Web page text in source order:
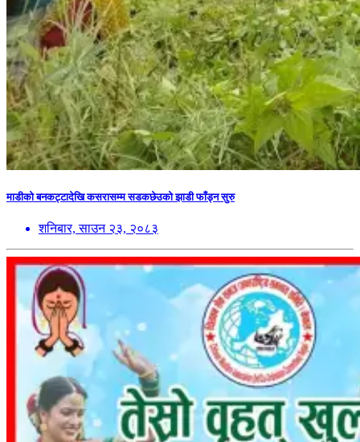
माडीको बनकट्टादेखि कसरासम्म सडकछेउको झाडी फाँड्न सुरु
शनिबार, साउन २३, २०८३